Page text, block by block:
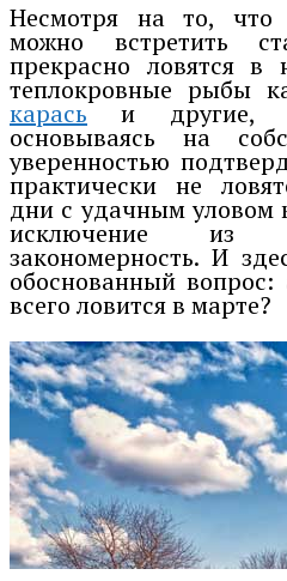
Несмотря на то, что
можно встретить
прекрасно ловятся в
теплокровные рыбы
карасьи другие,
основываясь на
уверенностью
практически не
дни с удачным уловом
исключение из
закономерность. И
обоснованный
всего ловится в марте?